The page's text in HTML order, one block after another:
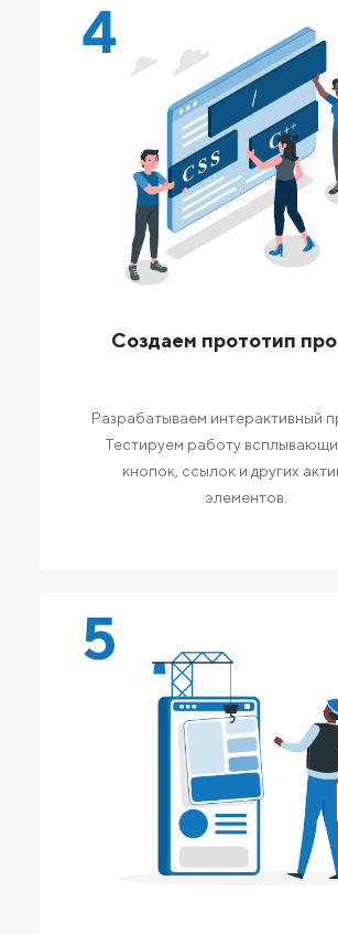
4
Создаем прототип
Разрабатываем интерактивный
Тестируем работу
кнопок, ссылок и других
элементов.
5